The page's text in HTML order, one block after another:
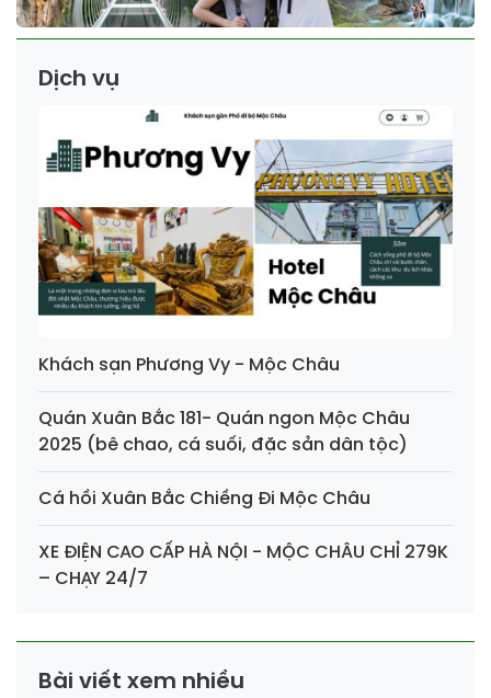
Dịch vụ
Khách sạn Phương Vy - Mộc Châu
Quán Xuân Bắc 181- Quán ngon Mộc Châu
2025 (bê chao, cá suối, đặc sản dân tộc)
Cá hồi Xuân Bắc Chiềng Đi Mộc Châu
XE ĐIỆN CAO CẤP HÀ NỘI - MỘC CHÂU CHỈ 279K
– CHẠY 24/7
Bài viết xem nhiều